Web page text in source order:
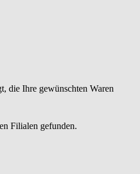
die Ihre gewünschten Waren
Filialen gefunden.